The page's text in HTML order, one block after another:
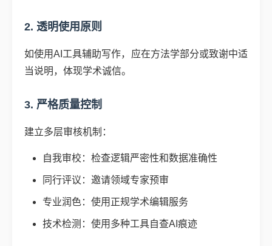
2. 透明使用原则
如使用AI工具辅助写作，应在方法学部分或致谢中适
当说明，体现学术诚信。
3. 严格质量控制
建立多层审核机制：
自我审校：检查逻辑严密性和数据准确性
同行评议：邀请领域专家预审
专业润色：使用正规学术编辑服务
技术检测：使用多种工具自查AI痕迹